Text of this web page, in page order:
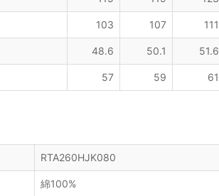
103 107 111
48.6 50.1 51.6
57 59 61
RTA260HJK080
綿100%